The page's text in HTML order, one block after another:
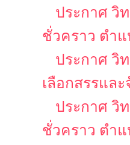
ประกาศ วิ
ชั่วคราว ตำ
ประกาศ วิ
เลือกสรรแล
ประกาศ วิ
ชั่วคราว ตำ